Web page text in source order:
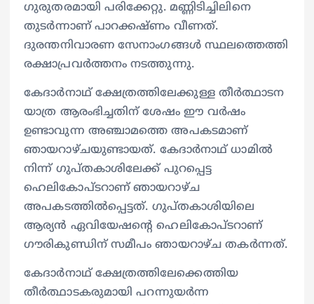
ഗുരുതരമായി പരിക്കേറ്റു. മണ്ണിടിച്ചിലിനെ
തുടർന്നാണ് പാറക്കഷ്ണം വീണത്.
ദുരന്തനിവാരണ സേനാംഗങ്ങൾ സ്ഥലത്തെത്തി
രക്ഷാപ്രവർത്തനം നടത്തുന്നു.
കേദാർനാഥ് ക്ഷേത്രത്തിലേക്കുള്ള തീർത്ഥാടന
യാത്ര ആരംഭിച്ചതിന് ശേഷം ഈ വർഷം
ഉണ്ടാവുന്ന അഞ്ചാമത്തെ അപകടമാണ്
ഞായറാഴ്ചയുണ്ടായത്. കേദാർനാഥ് ധാമിൽ
നിന്ന് ഗുപ്തകാശിലേക്ക് പുറപ്പെട്ട
ഹെലികോപ്ടറാണ് ഞായറാഴ്ച
അപകടത്തിൽപ്പെട്ടത്. ഗുപ്തകാശിയിലെ
ആര്യൻ ഏവിയേഷന്റെ ഹെലികോപ്ടറാണ്
ഗൗരികുണ്ഡിന് സമീപം ഞായറാഴ്ച തകർന്നത്.
കേദാർനാഥ് ക്ഷേത്രത്തിലേക്കെത്തിയ
തീർത്ഥാടകരുമായി പറന്നുയർന്ന